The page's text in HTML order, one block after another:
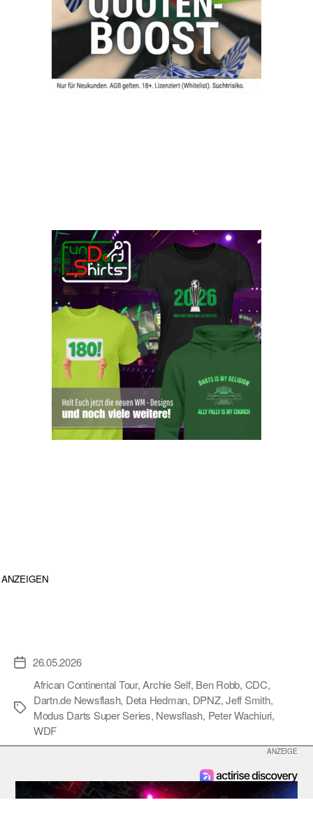
ANZEIGEN
Veröffentlichungsdatum
26.05.2026
Schlagwörter
African Continental Tour,Archie Self, Ben Robb, CDC,
Dartn.de Newsflash, Deta Hedman, DPNZ,Jeff Smith,
Modus Darts Super Series, Newsflash, Peter Wachiuri,
WDF